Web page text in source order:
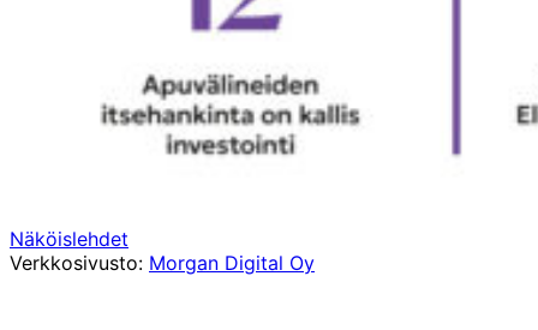
Näköislehdet
Verkkosivusto: Morgan Digital Oy